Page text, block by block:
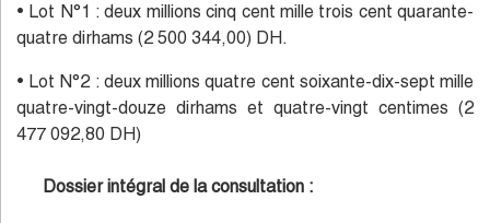
• Lot N°1 : deux millions cinq cent mille trois cent quarante-
quatre dirhams (2 500 344,00) DH.
• Lot N°2 : deux millions quatre cent soixante-dix-sept mille
quatre-vingt-douze dirhams et quatre-vingt centimes (2
477 092,80 DH)
Dossier intégral de la consultation :